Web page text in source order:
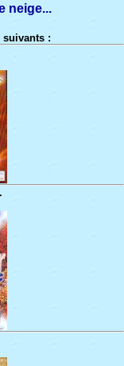
neige...
suivants :